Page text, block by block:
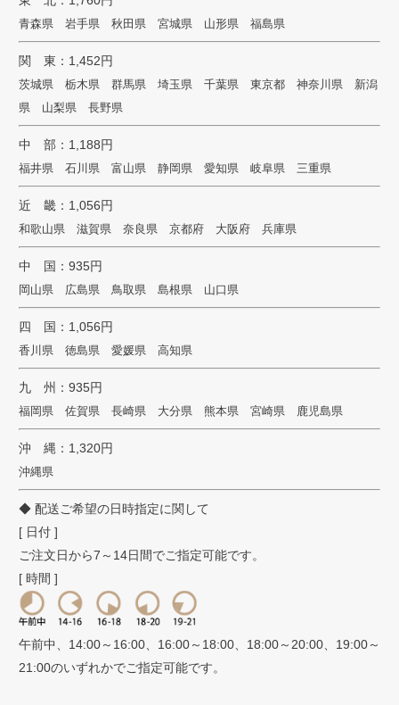
青森県 岩手県 秋田県 宮城県 山形県 福島県
関 東：1,452円
茨城県 栃木県 群馬県 埼玉県 千葉県 東京都 神奈川県 新潟
県 山梨県 長野県
中 部：1,188円
福井県 石川県 富山県 静岡県 愛知県 岐阜県 三重県
近 畿：1,056円
和歌山県 滋賀県 奈良県 京都府 大阪府 兵庫県
中 国：935円
岡山県 広島県 鳥取県 島根県 山口県
四 国：1,056円
香川県 徳島県 愛媛県 高知県
九 州：935円
福岡県 佐賀県 長崎県 大分県 熊本県 宮崎県 鹿児島県
沖 縄：1,320円
沖縄県
◆ 配送ご希望の日時指定に関して
[ 日付 ]
ご注文日から7～14日間でご指定可能です。
[ 時間 ]
午前中、14:00～16:00、16:00～18:00、18:00～20:00、19:00～
21:00のいずれかでご指定可能です。